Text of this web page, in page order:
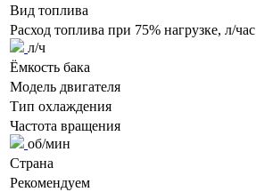
Вид топлива
Расход топлива при 75% нагрузке, л/час
л/ч
Ёмкость бака
Модель двигателя
Тип охлаждения
Частота вращения
об/мин
Страна
Рекомендуем